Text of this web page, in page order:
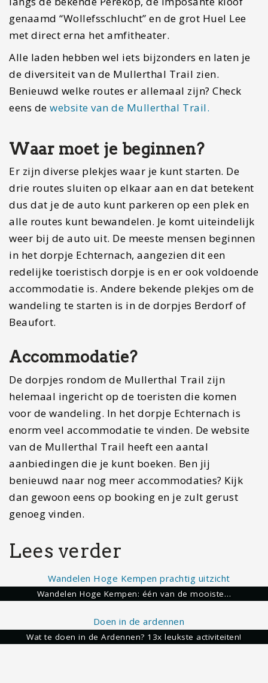
genaamd “Wollefsschlucht” en de grot Huel Lee
met direct erna het amfitheater.
Alle laden hebben wel iets bijzonders en laten je
de diversiteit van de Mullerthal Trail zien.
Benieuwd welke routes er allemaal zijn? Check
eens de website van de Mullerthal Trail.
Waar moet je beginnen?
Er zijn diverse plekjes waar je kunt starten. De
drie routes sluiten op elkaar aan en dat betekent
dus dat je de auto kunt parkeren op een plek en
alle routes kunt bewandelen. Je komt uiteindelijk
weer bij de auto uit. De meeste mensen beginnen
in het dorpje Echternach, aangezien dit een
redelijke toeristisch dorpje is en er ook voldoende
accommodatie is. Andere bekende plekjes om de
wandeling te starten is in de dorpjes Berdorf of
Beaufort.
Accommodatie?
De dorpjes rondom de Mullerthal Trail zijn
helemaal ingericht op de toeristen die komen
voor de wandeling. In het dorpje Echternach is
enorm veel accommodatie te vinden. De website
van de Mullerthal Trail heeft een aantal
aanbiedingen die je kunt boeken. Ben jij
benieuwd naar nog meer accommodaties? Kijk
dan gewoon eens op booking en je zult gerust
genoeg vinden.
Lees verder
Wandelen Hoge Kempen: één van de mooiste…
Wat te doen in de Ardennen? 13x leukste activiteiten!